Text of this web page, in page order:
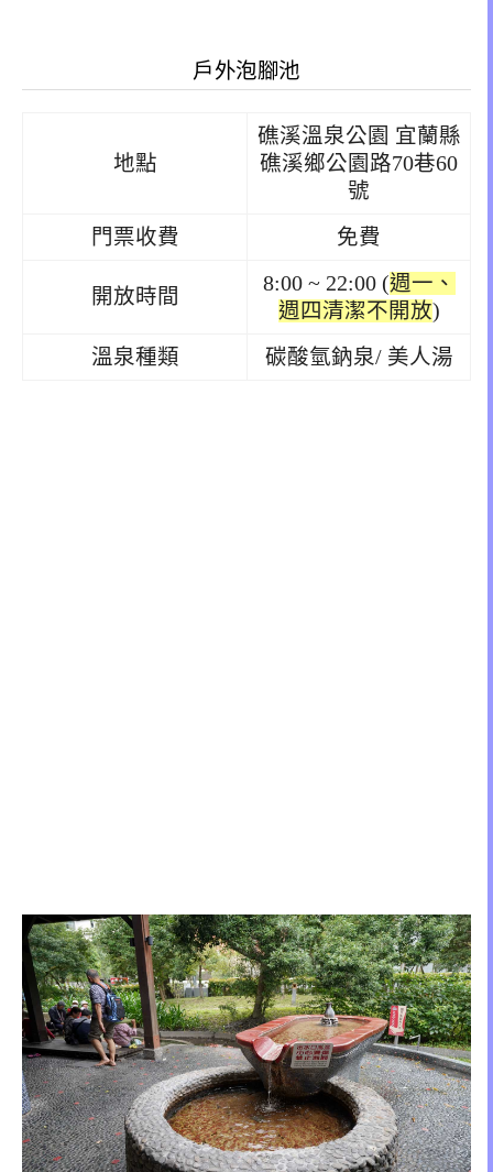
戶外泡腳池
地點
礁溪溫泉公園 宜蘭縣
礁溪鄉公園路70巷60
號
門票收費
免費
開放時間
8:00 ~ 22:00 (週一、
週四清潔不開放)
溫泉種類
碳酸氫鈉泉/ 美人湯